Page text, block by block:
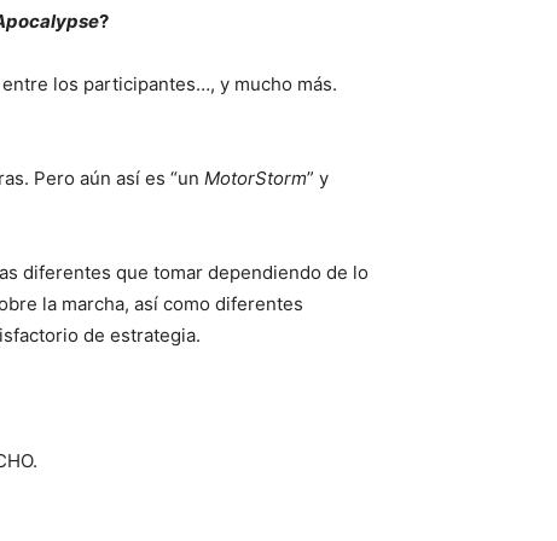
?
los participantes…, y mucho más.
Pero aún así es “un MotorStorm” y
diferentes que tomar dependiendo de lo
la marcha, así como diferentes
de estrategia.